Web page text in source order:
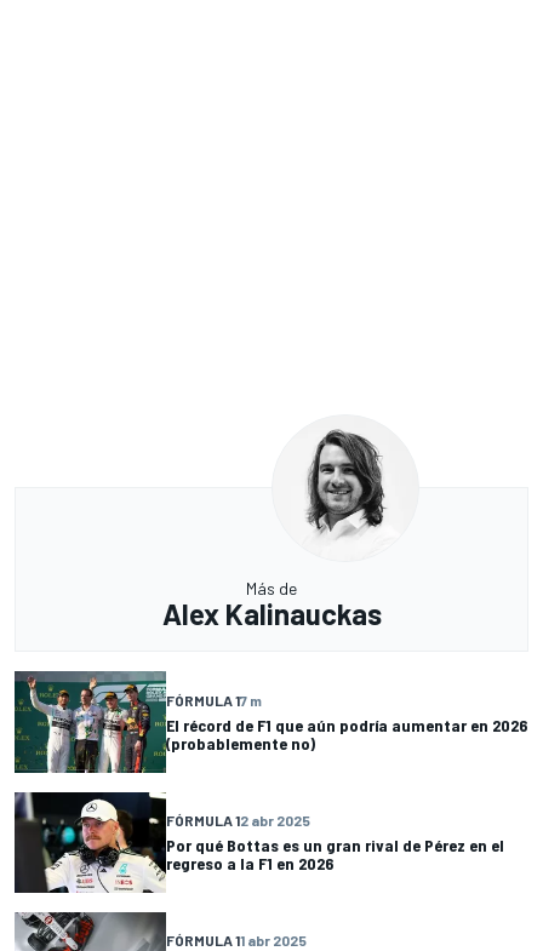
Más de
Alex Kalinauckas
FÓRMULA 17 m
El récord de F1 que aún podría aumentar en 2026
(probablemente no)
FÓRMULA 12 abr 2025
Por qué Bottas es un gran rival de Pérez en el
regreso a la F1 en 2026
FÓRMULA 11 abr 2025